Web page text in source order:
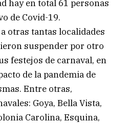
hay en total 61 personas
de Covid-19.
otras tantas localidades
suspender por otro
festejos de carnaval, en
de la pandemia de
Entre otras,
Goya, Bella Vista,
Carolina, Esquina,